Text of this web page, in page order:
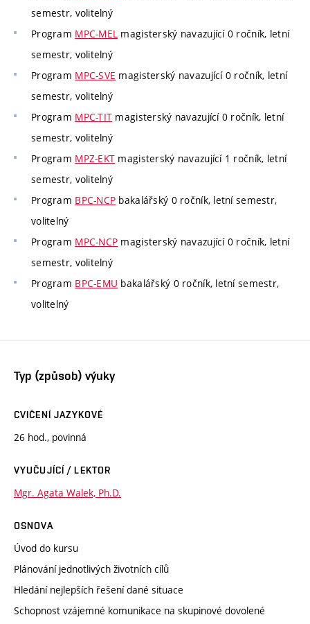
semestr, volitelný
Program MPC-MEL magisterský navazující 0 ročník, letní
semestr, volitelný
Program MPC-SVE magisterský navazující 0 ročník, letní
semestr, volitelný
Program MPC-TIT magisterský navazující 0 ročník, letní
semestr, volitelný
Program MPZ-EKT magisterský navazující 1 ročník, letní
semestr, volitelný
Program BPC-NCP bakalářský 0 ročník, letní semestr,
volitelný
Program MPC-NCP magisterský navazující 0 ročník, letní
semestr, volitelný
Program BPC-EMU bakalářský 0 ročník, letní semestr,
volitelný
Typ (způsob) výuky
CVIČENÍ JAZYKOVÉ
26 hod., povinná
VYUČUJÍCÍ / LEKTOR
Mgr. Agata Walek, Ph.D.
OSNOVA
Úvod do kursu
Plánování jednotlivých životních cílů
Hledání nejlepších řešení dané situace
Schopnost vzájemné komunikace na skupinové dovolené